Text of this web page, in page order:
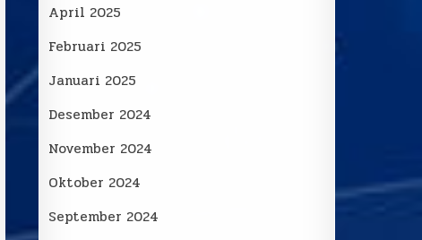
April 2025
Februari 2025
Januari 2025
Desember 2024
November 2024
Oktober 2024
September 2024